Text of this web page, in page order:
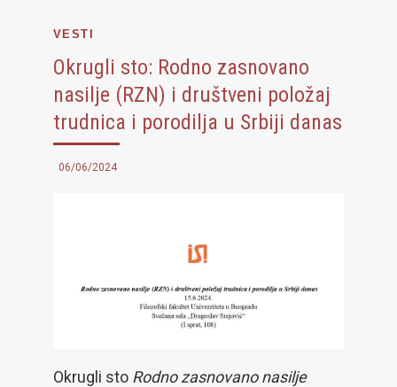
VESTI
Okrugli sto: Rodno zasnovano
nasilje (RZN) i društveni položaj
trudnica i porodilja u Srbiji danas
06/06/2024
Okrugli sto Rodno zasnovano nasilje